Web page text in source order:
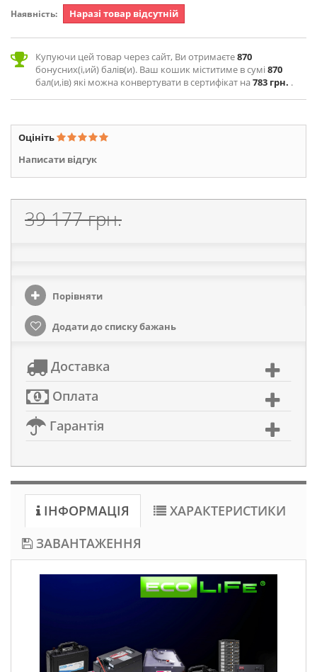
Наявність: Наразі товар відсутній
Купуючи цей товар через сайт, Ви отримаєте870
бонусних(і,ий) балів(и). Ваш кошик міститиме в сумі870
бал(и,ів) які можна конвертувати в сертифікат на783 грн. .
Оцініть
Написати відгук
39 177 грн.
Порівняти
Додати до списку бажань
Доставка
Оплата
Гарантія
ІНФОРМАЦІЯ
ХАРАКТЕРИСТИКИ
ЗАВАНТАЖЕННЯ